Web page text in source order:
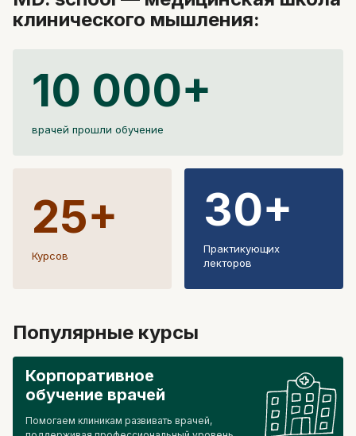
клинического мышления:
10 000+
врачей прошли обучение
25+
Курсов
30+
Практикующих
лекторов
Популярные курсы
Корпоративное
обучение врачей
Помогаем клиникам развивать врачей,